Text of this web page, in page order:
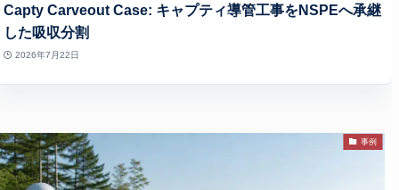
Capty Carveout Case: キャプティ導管工事をNSPEへ承継
した吸収分割
2026年7月22日
事例